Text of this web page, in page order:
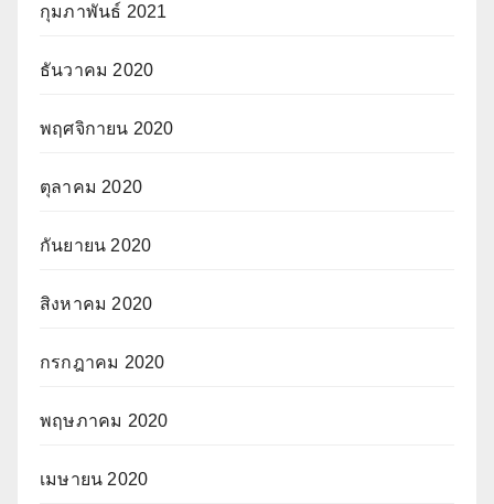
กุมภาพันธ์ 2021
ธันวาคม 2020
พฤศจิกายน 2020
ตุลาคม 2020
กันยายน 2020
สิงหาคม 2020
กรกฎาคม 2020
พฤษภาคม 2020
เมษายน 2020